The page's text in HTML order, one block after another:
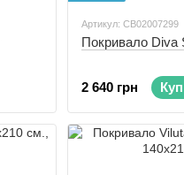
Артикул: CB02007299
Покривало Diva
2 640 грн